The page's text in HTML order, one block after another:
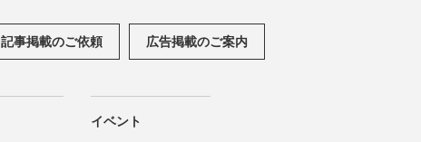
記事掲載のご依頼 広告掲載のご案内
イベント